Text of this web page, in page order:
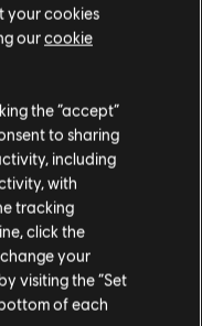
₩ 5,900
₩ 16,900
고 생각합니다.
방문하십시오.
your cookies
ourcookie
the “accept”
to sharing
including
with
tracking
click the
your
visiting the “Set
of each